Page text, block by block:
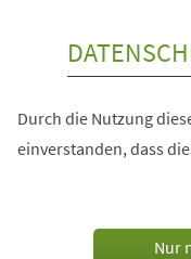
Durch die Nutzung
einverstanden, dass
Nur